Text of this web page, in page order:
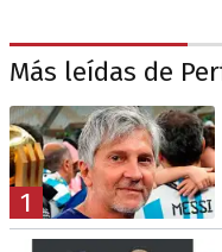
Más leídas de
1